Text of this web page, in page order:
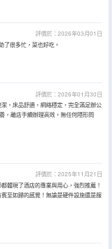
評價於：2026年03月01日
了很多忙，菜也好吃。
評價於：2026年01月30日
，床品舒適，網絡穩定，完全滿足辦公
，離店手續辦理高效。無任何隱形問
評價於：2025年11月21日
體現了酒店的專業與用心，強烈推薦！
至如歸的感覺！無論是硬件設施還是服